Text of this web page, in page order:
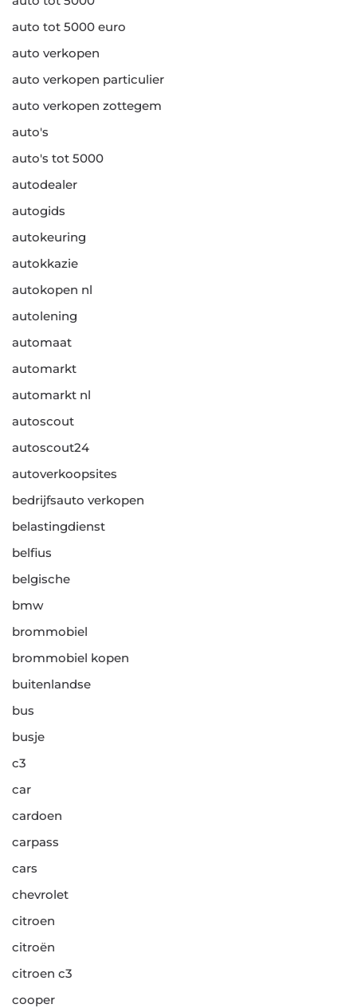
auto tot 5000 euro
auto verkopen
auto verkopen particulier
auto verkopen zottegem
auto's
auto's tot 5000
autodealer
autogids
autokeuring
autokkazie
autokopen nl
autolening
automaat
automarkt
automarkt nl
autoscout
autoscout24
autoverkoopsites
bedrijfsauto verkopen
belastingdienst
belfius
belgische
bmw
brommobiel
brommobiel kopen
buitenlandse
bus
busje
c3
car
cardoen
carpass
cars
chevrolet
citroen
citroën
citroen c3
cooper